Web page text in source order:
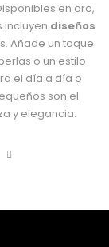
en oro,
incluyen diseños
Añade un toque
o un estilo
el día a día o
son el
y elegancia.